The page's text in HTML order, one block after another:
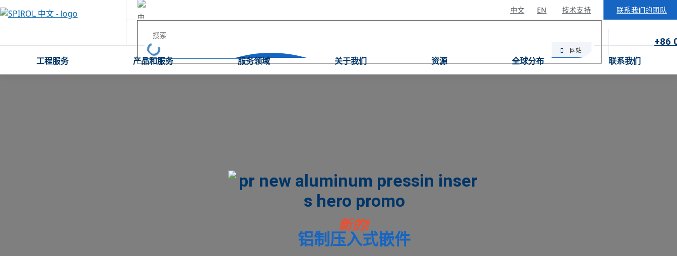
×
新的!
铝制压入式嵌件
中国
中文 EN 技术支持 联系我们的团队
网站
+86
工程服务 产品和服务 服务领域 关于我们 资源 全球分布 联系我们